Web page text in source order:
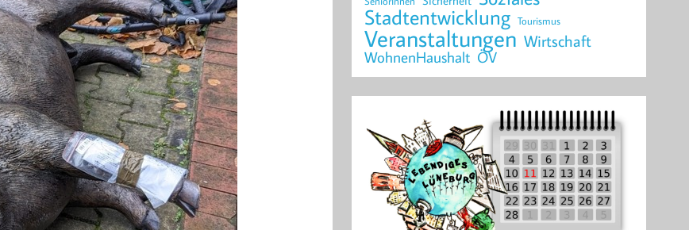
Stadtentwicklung Tourismus
Veranstaltungen Wirtschaft
WohnenHaushalt ÖV